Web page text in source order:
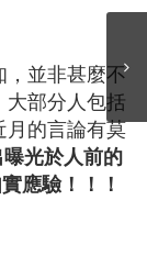
，並非甚麼不
大部分人包括
月的言論有莫
光於人前的
應驗！！！